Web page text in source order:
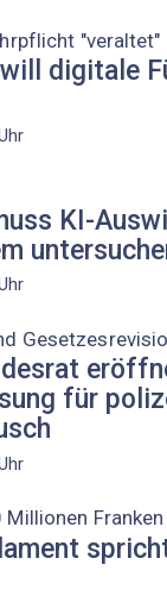
"veraltet"
digitale
KI-
für
Franken